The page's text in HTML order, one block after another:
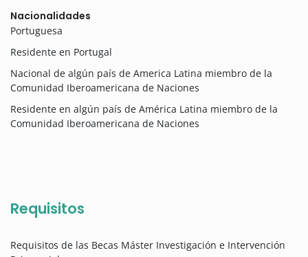
Nacionalidades
Portuguesa
Residente en Portugal
Nacional de algún país de America Latina miembro de la
Comunidad Iberoamericana de Naciones
Residente en algún país de América Latina miembro de la
Comunidad Iberoamericana de Naciones
Requisitos
Requisitos de las Becas Máster Investigación e Intervención